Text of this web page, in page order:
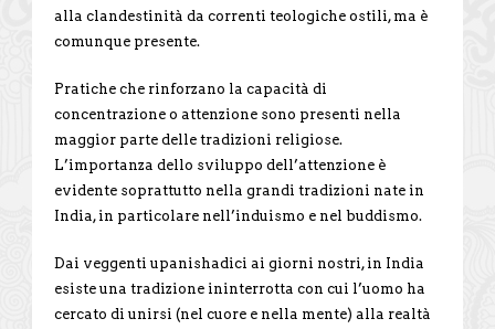
alla clandestinità da correnti teologiche ostili, ma è
comunque presente.
Pratiche che rinforzano la capacità di
concentrazione o attenzione sono presenti nella
maggior parte delle tradizioni religiose.
L’importanza dello sviluppo dell’attenzione è
evidente soprattutto nella grandi tradizioni nate in
India, in particolare nell’induismo e nel buddismo.
Dai veggenti upanishadici ai giorni nostri, in India
esiste una tradizione ininterrotta con cui l’uomo ha
cercato di unirsi (nel cuore e nella mente) alla realtà